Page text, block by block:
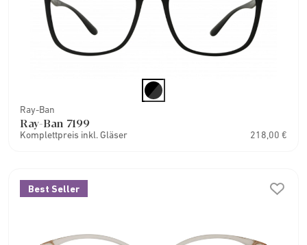
Ray-Ban
Ray-Ban 7199
Komplettpreis inkl. Gläser 218,00 €
Best Seller